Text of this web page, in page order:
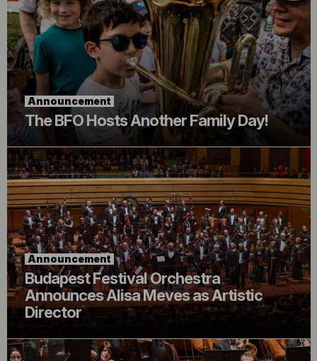
Announcement
The BFO Hosts Another Family Day!
Announcement
Budapest Festival Orchestra
Announces Alisa Meves as Artistic
Director